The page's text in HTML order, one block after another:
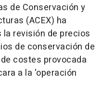
de Conservación y
(ACEX) ha
revisión de precios
de conservación de
costes provocada
a la 'operación